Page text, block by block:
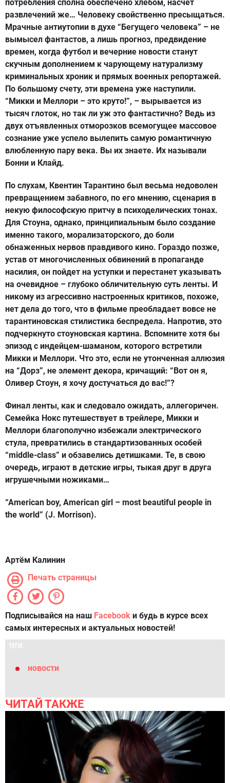
потребления сполна обеспечено хлебом, насчет
развлечений же… Человеку свойственно пресыщаться.
Мрачные антиутопии в духе “Бегущего человека” – не
вымысел фантастов, а лишь прогноз, предвидение
времен, когда футбол и вечерние новости станут
скучным дополнением к чарующему натурализму
криминальных хроник и прямых военных репортажей.
По большому счету, эти времена уже наступили.
“Микки и Меллори – это круто!”, – вырывается из
тысяч глоток, но так ли уж это фантастично? Ведь из
двух отъявленных отморозков всемогущее массовое
сознание уже успело вылепить самую романтичную
влюбленную пару века. Вы их знаете. Их называли
Бонни и Клайд.
По слухам, Квентин Тарантино был весьма недоволен
превращением забавного, по его мнению, сценария в
некую философскую притчу в психоделических тонах.
Для Стоуна, однако, принципиальным было создание
именно такого, морализаторского, до боли
обнаженных нервов правдивого кино. Гораздо позже,
устав от многочисленных обвинений в пропаганде
насилия, он пойдет на уступки и перестанет указывать
на очевидное – глубоко обличительную суть ленты. И
никому из агрессивно настроенных критиков, похоже,
нет дела до того, что в фильме преобладает вовсе не
тарантиновская стилистика беспредела. Напротив, это
подчеркнуто стоуновская картина. Вспомните хотя бы
эпизод с индейцем-шаманом, которого встретили
Микки и Меллори. Что это, если не утонченная аллюзия
на “Дорз”, не элемент декора, кричащий: “Вот он я,
Оливер Стоун, я хочу достучаться до вас!”?
Финал ленты, как и следовало ожидать, аллегоричен.
Семейка Нокс путешествует в трейлере, Микки и
Меллори благополучно избежали электрического
стула, превратились в стандартизованных особей
“middle-class” и обзавелись детишками. Те, в свою
очередь, играют в детские игры, тыкая друг в друга
игрушечными ножиками…
“American boy, American girl – most beautiful people in
the world” (J. Morrison).
Артём Калинин
Печать страницы
Подписывайся на наш Facebook и будь в курсе всех
самых интересных и актуальных новостей!
ТЕГИ
новости
ЧИТАЙ ТАКЖЕ